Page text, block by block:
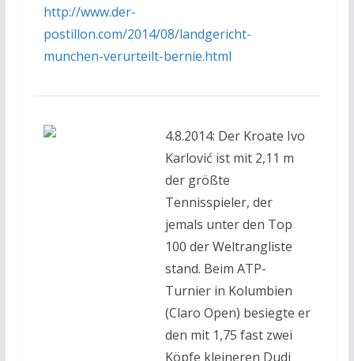
http://www.der-
postillon.com/2014/08/landgericht-
munchen-verurteilt-bernie.html
4.8.2014: Der Kroate Ivo
Karlović ist mit 2,11 m
der größte
Tennisspieler, der
jemals unter den Top
100 der Weltrangliste
stand. Beim ATP-
Turnier in Kolumbien
(Claro Open) besiegte er
den mit 1,75 fast zwei
Köpfe kleineren Dudi